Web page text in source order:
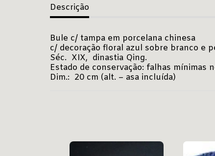
Descrição
Bule c/ tampa em porcelana chinesa
c/ decoração floral azul sobre branco e
Séc. XIX, dinastia Qing.
Estado de conservação: falhas
Dim.: 20 cm (alt. – asa